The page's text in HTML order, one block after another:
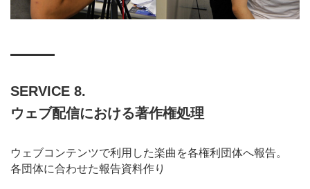
SERVICE 8.
ウェブ配信における著作権処理
ウェブコンテンツで利用した楽曲を各権利団体へ報告。
各団体に合わせた報告資料作り